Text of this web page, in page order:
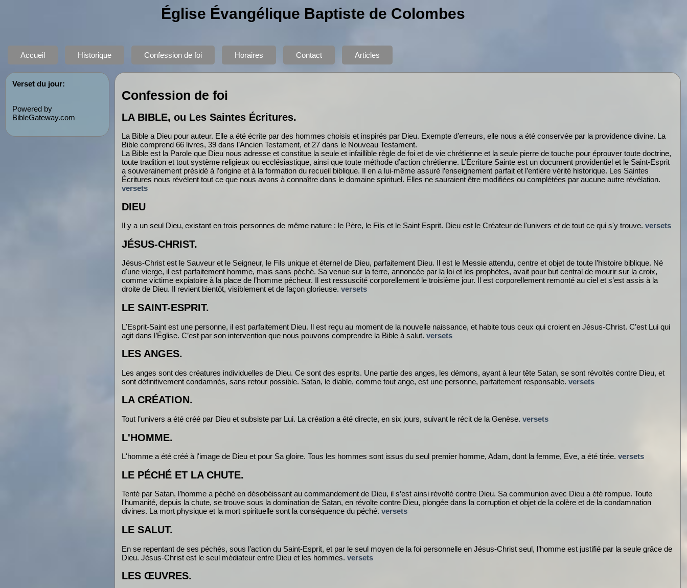
Église Évangélique Baptiste de Colombes
Accueil Historique Confession de foi Horaires Contact Articles
Verset du jour:
Powered by
BibleGateway.com
Confession de foi
LA BIBLE, ou Les Saintes Écritures.
La Bible a Dieu pour auteur. Elle a été écrite par des hommes choisis et inspirés par Dieu. Exempte d’erreurs, elle nous a été conservée par la providence divine. La
Bible comprend 66 livres, 39 dans l’Ancien Testament, et 27 dans le Nouveau Testament.
La Bible est la Parole que Dieu nous adresse et constitue la seule et infaillible règle de foi et de vie chrétienne et la seule pierre de touche pour éprouver toute doctrine,
toute tradition et tout système religieux ou ecclésiastique, ainsi que toute méthode d’action chrétienne. L’Écriture Sainte est un document providentiel et le Saint-Esprit
a souverainement présidé à l’origine et à la formation du recueil biblique. Il en a lui-même assuré l’enseignement parfait et l’entière vérité historique. Les Saintes
Écritures nous révèlent tout ce que nous avons à connaître dans le domaine spirituel. Elles ne sauraient être modifiées ou complétées par aucune autre révélation.
versets
DIEU
Il y a un seul Dieu, existant en trois personnes de même nature : le Père, le Fils et le Saint Esprit. Dieu est le Créateur de l'univers et de tout ce qui s'y trouve. versets
JÉSUS-CHRIST.
Jésus-Christ est le Sauveur et le Seigneur, le Fils unique et éternel de Dieu, parfaitement Dieu. Il est le Messie attendu, centre et objet de toute l’histoire biblique. Né
d'une vierge, il est parfaitement homme, mais sans péché. Sa venue sur la terre, annoncée par la loi et les prophètes, avait pour but central de mourir sur la croix,
comme victime expiatoire à la place de l’homme pécheur. Il est ressuscité corporellement le troisième jour. Il est corporellement remonté au ciel et s’est assis à la
droite de Dieu. Il revient bientôt, visiblement et de façon glorieuse. versets
LE SAINT-ESPRIT.
L'Esprit-Saint est une personne, il est parfaitement Dieu. Il est reçu au moment de la nouvelle naissance, et habite tous ceux qui croient en Jésus-Christ. C’est Lui qui
agit dans l’Église. C’est par son intervention que nous pouvons comprendre la Bible à salut. versets
LES ANGES.
Les anges sont des créatures individuelles de Dieu. Ce sont des esprits. Une partie des anges, les démons, ayant à leur tête Satan, se sont révoltés contre Dieu, et
sont définitivement condamnés, sans retour possible. Satan, le diable, comme tout ange, est une personne, parfaitement responsable. versets
LA CRÉATION.
Tout l’univers a été créé par Dieu et subsiste par Lui. La création a été directe, en six jours, suivant le récit de la Genèse. versets
L'HOMME.
L'homme a été créé à l'image de Dieu et pour Sa gloire. Tous les hommes sont issus du seul premier homme, Adam, dont la femme, Eve, a été tirée. versets
LE PÉCHÉ ET LA CHUTE.
Tenté par Satan, l’homme a péché en désobéissant au commandement de Dieu, il s’est ainsi révolté contre Dieu. Sa communion avec Dieu a été rompue. Toute
l'humanité, depuis la chute, se trouve sous la domination de Satan, en révolte contre Dieu, plongée dans la corruption et objet de la colère et de la condamnation
divines. La mort physique et la mort spirituelle sont la conséquence du péché. versets
LE SALUT.
En se repentant de ses péchés, sous l’action du Saint-Esprit, et par le seul moyen de la foi personnelle en Jésus-Christ seul, l’homme est justifié par la seule grâce de
Dieu. Jésus-Christ est le seul médiateur entre Dieu et les hommes. versets
LES ŒUVRES.